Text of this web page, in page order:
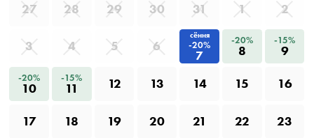
27 28 29 30 31 1 2
3 4 5 6
сёння
-20%
7
-20%
8
-15%
9
-20%
10
-15%
11 12 13 14 15 16
17 18 19 20 21 22 23